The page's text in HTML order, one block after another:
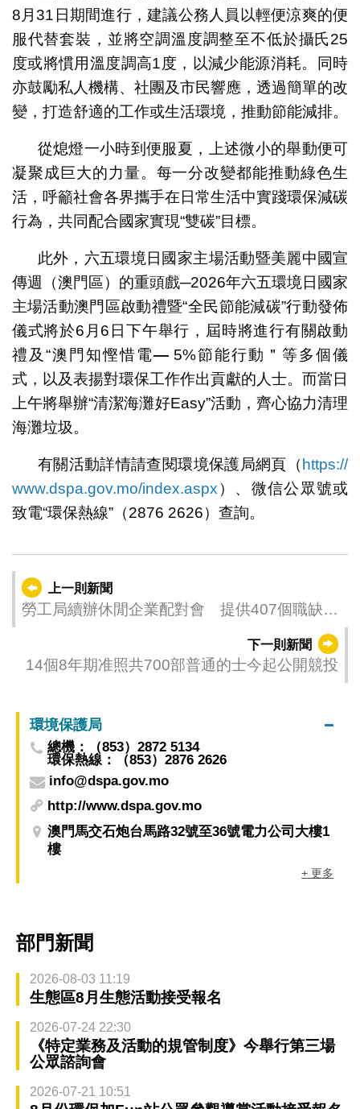
8月31日期間進行，建議公務人員以輕便涼爽的便
服代替套裝，並將空調溫度調整至不低於攝氏25
度或將慣用溫度調高1度，以減少能源消耗。同時
亦鼓勵私人機構、社團及市民響應，透過簡單的改
變，打造舒適的工作或生活環境，推動節能減排。
從熄燈一小時到便服夏，上述微小的舉動便可
凝聚成巨大的力量。每一分改變都能推動綠色生
活，呼籲社會各界攜手在日常生活中實踐環保減碳
行為，共同配合國家實現“雙碳”目標。
此外，六五環境日國家主場活動暨美麗中國宣
傳週（澳門區）的重頭戲─2026年六五環境日國家
主場活動澳門區啟動禮暨“全民節能減碳”行動發佈
儀式將於6月6日下午舉行，屆時將進行有關啟動
禮及“澳門知慳惜電—5%節能行動＂等多個儀
式，以及表揚對環保工作作出貢獻的人士。而當日
上午將舉辦“清潔海灘好Easy”活動，齊心協力清理
海灘垃圾。
有關活動詳情請查閱環境保護局網頁（https://
www.dspa.gov.mo/index.aspx ）、微信公眾號或
致電“環保熱線”（2876 2626）查詢。
上一則新聞
勞工局續辦休閒企業配對會 提供407個職缺配
下一則新聞
14個8年期准照共700部普通的士今起公開競投
環境保護局
總機：（853）2872 5134
環保熱線：（853）2876 2626
info@dspa.gov.mo
http://www.dspa.gov.mo
澳門馬交石炮台馬路32號至36號電力公司大樓1
樓
+ 更多
部門新聞
2026-08-03 11:19
生態區8月生態活動接受報名
2026-07-24 22:30
《特定業務及活動的規管制度》今舉行第三場
公眾諮詢會
2026-07-21 10:51